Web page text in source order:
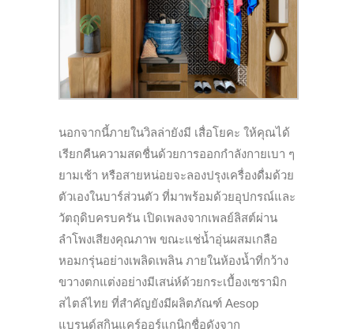
นอกจากนี้ภายในวิลล่ายังมี เสื่อโยคะ ให้คุณได้
เรียกคืนความสดชื่นด้วยการออกกำลังกายเบา ๆ
ยามเช้า หรือสายหน่อยจะลองปรุงเครื่องดื่มด้วย
ตัวเองในบาร์ส่วนตัว ที่มาพร้อมด้วยอุปกรณ์และ
วัตถุดิบครบครัน เปิดเพลงจากเพลย์ลิสต์ผ่าน
ลำโพงเสียงคุณภาพ ขณะแช่น้ำอุ่นผสมเกลือ
หอมกรุ่นอย่างเพลิดเพลิน ภายในห้องน้ำที่กว้าง
ขวางตกแต่งอย่างมีเสน่ห์ด้วยกระเบื้องเซรามิก
สไตล์ไทย ที่สำคัญยังมีผลิตภัณฑ์ Aesop
แบรนด์สกินแคร์ออร์แกนิกชื่อดังจาก